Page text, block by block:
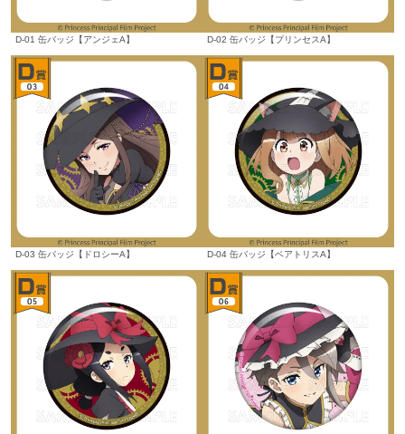
D-01 缶バッジ【アンジェA】 D-02 缶バッジ【プリンセスA】
D-03 缶バッジ【ドロシーA】 D-04 缶バッジ【ベアトリスA】